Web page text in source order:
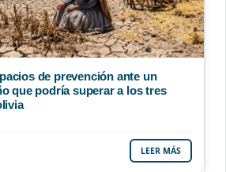
de prevención ante un
que podría superar a los tres
LEER MÁS